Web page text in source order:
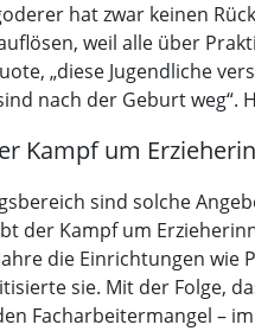
hat zwar keinen
weil alle über
„diese Jugendliche
nach der Geburt
Kampf um
sind solche
der Kampf um
die Einrichtungen wie
sie. Mit der Folge,
Facharbeitermangel –